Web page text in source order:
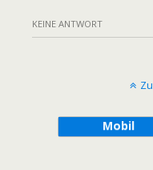
KEINE ANTWORT
Mobil